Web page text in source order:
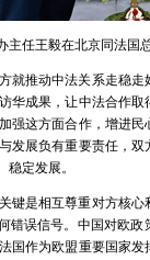
任王毅在北京同法国
就推动中法关系走稳
华成果，让中法合作
强这方面合作，增进
发展负有重要责任，
定发展。
键是相互尊重对方核
错误信号。中国对欧
国作为欧盟重要国家